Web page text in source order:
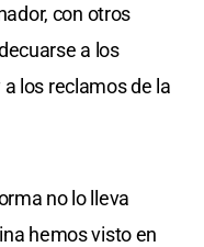
con otros
a los
los reclamos de la
no lo lleva
hemos visto en